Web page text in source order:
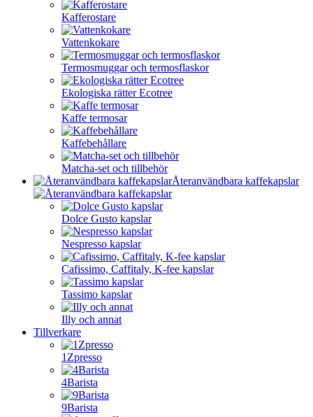
Kafferostare
Vattenkokare
Termosmuggar och termosflaskor
Ekologiska rätter Ecotree
Kaffe termosar
Kaffebehållare
Matcha-set och tillbehör
Återanvändbara kaffekapslar
Dolce Gusto kapslar
Nespresso kapslar
Cafissimo, Caffitaly, K-fee kapslar
Tassimo kapslar
Illy och annat
Tillverkare
1Zpresso
4Barista
9Barista